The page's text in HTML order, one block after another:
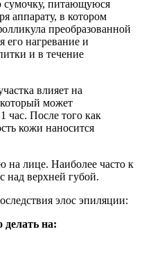
сумочку, питающуюся
аппарату, в котором
преобразованной
его нагревание и
и в течение
влияет на
может
час. После того как
кожи наносится
на лице. Наиболее часто к
над верхней губой.
элос эпиляции:
на: